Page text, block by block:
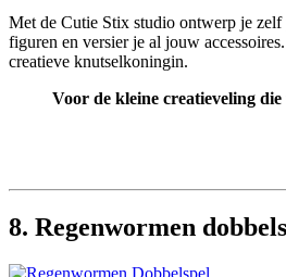
Met de Cutie Stix studio ontwerp je zelf
figuren en versier je al jouw
creatieve knutselkoningin.
Voor de kleine creatieveling
8. Regenwormen